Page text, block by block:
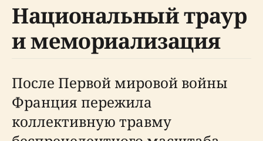
Национальный траур
и мемориализация
После Первой мировой войны
Франция пережила
коллективную травму